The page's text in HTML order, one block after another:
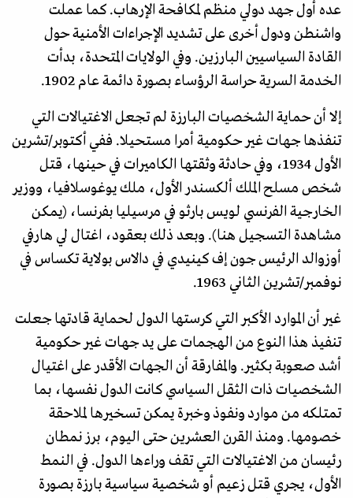
عده أول جهد دولي منظم لمكافحة الإرهاب. كما عملت
واشنطن ودول أخرى على تشديد الإجراءات الأمنية حول
القادة السياسيين البارزين. وفي الولايات المتحدة، بدأت
الخدمة السرية حراسة الرؤساء بصورة دائمة عام 1902.
إلا أن حماية الشخصيات البارزة لم تجعل الاغتيالات التي
تنفذها جهات غير حكومية أمرا مستحيلا. ففي أكتوبر/تشرين
الأول 1934، وفي حادثة وثقتها الكاميرات في حينها، قتل
شخص مسلح الملك ألكسندر الأول، ملك يوغوسلافيا، ووزير
الخارجية الفرنسي لويس بارثو في مرسيليا بفرنسا، (يمكن
مشاهدة التسجيل هنا). وبعد ذلك بعقود، اغتال لي هارفي
أوزوالد الرئيس جون إف كينيدي في دالاس بولاية تكساس في
نوفمبر/تشرين الثاني 1963.
غير أن الموارد الأكبر التي كرستها الدول لحماية قادتها جعلت
تنفيذ هذا النوع من الهجمات على يد جهات غير حكومية
أشد صعوبة بكثير. والمفارقة أن الجهات الأقدر على اغتيال
الشخصيات ذات الثقل السياسي كانت الدول نفسها، بما
تمتلكه من موارد ونفوذ وخبرة يمكن تسخيرها لملاحقة
خصومها. ومنذ القرن العشرين حتى اليوم، برز نمطان
رئيسان من الاغتيالات التي تقف وراءها الدول. في النمط
الأول، يجري قتل زعيم أو شخصية سياسية بارزة بصورة